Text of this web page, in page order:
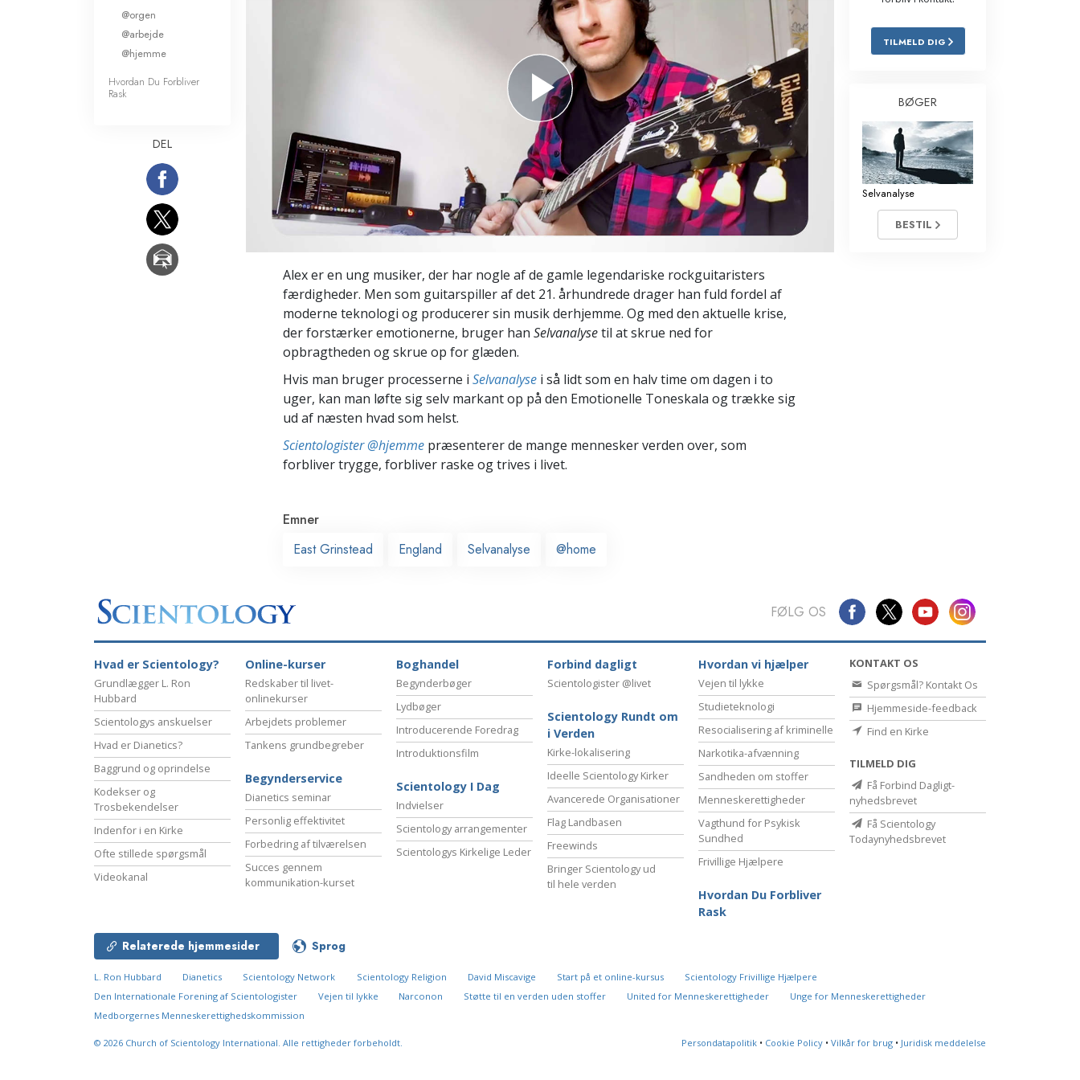
Scientology Kirkens Frivillige
Hjælpere
Løsninger til stoffer
Børn
Redskaber til arbejdspladsen
Etik og tilstandene
Årsagen til undertrykkelse
Undersøgelser
Organiseringens grundlag
Det grundlæggende om public
Alex er en ung musiker, der har nogle af de gamle legendariske rockguitaristers
færdigheder. Men som guitarspiller af det 21. århundrede drager han fuld fordel af
moderne teknologi og producerer sin musik derhjemme. Og med den aktuelle krise,
der forstærker emotionerne, bruger han Selvanalysetil at skrue ned for
opbragtheden og skrue op for glæden.
Hvis man bruger processerne i Selvanalyse i så lidt som en halv time om dagen i to
uger, kan man løfte sig selv markant op på den Emotionelle Toneskala og trække sig
ud af næsten hvad som helst.
Scientologister @hjemme præsenterer de mange mennesker verden over, som
forbliver trygge, forbliver raske og trives i livet.
Emner
East Grinstead
England Selvanalyse @home
@orgen
@arbejde
@hjemme
Hvordan Du Forbliver
Rask
DEL
TILMELD DIG
BØGER
Selvanalyse
BESTIL
FØLG OS
Hvad er Scientology?
Grundlægger L. Ron
Hubbard
Scientologys anskuelser
Hvad er Dianetics?
Baggrund og oprindelse
Kodekser og
Trosbekendelser
Indenfor i en Kirke
Ofte stillede spørgsmål
Videokanal
Online-kurser
Redskaber til livet-
onlinekurser
Arbejdets problemer
Tankens grundbegreber
Begynderservice
Dianetics seminar
Personlig effektivitet
Forbedring af tilværelsen
Succes gennem
kommunikation-kurset
Boghandel
Begynderbøger
Lydbøger
Introducerende Foredrag
Introduktionsfilm
Scientology I Dag
Indvielser
Scientology arrangementer
Scientologys Kirkelige Leder
Forbind dagligt
Scientologister @livet
Scientology Rundt om
i Verden
Kirke-lokalisering
Ideelle Scientology Kirker
Avancerede Organisationer
Flag Landbasen
Freewinds
Bringer Scientology ud
til hele verden
Hvordan vi hjælper
Vejen til lykke
Studieteknologi
Resocialisering af kriminelle
Narkotika-afvænning
Sandheden om stoffer
Menneske­rettigheder
Vagthund for Psykisk
Sundhed
Frivillige Hjælpere
Hvordan Du Forbliver
Rask
KONTAKT OS
Spørgsmål? Kontakt Os
Hjemmeside-feedback
Find en Kirke
TILMELD DIG
Få Forbind Dagligt-
nyhedsbrevet
Få Scientology
Todaynyhedsbrevet
Relaterede hjemmesider Sprog
L. Ron Hubbard Dianetics Scientology Network Scientology Religion David Miscavige Start på et online-kursus
Scientology Frivillige Hjælpere
Den Internationale Forening af Scientologister
Vejen til lykke Narconon Støtte til en verden uden stoffer United for Menneskerettigheder
Unge for Menneskerettigheder
Medborgernes Menneskerettigheds­kommission
© 2026 Church of Scientology International. Alle rettigheder forbeholdt. Persondatapolitik • Cookie Policy • Vilkår for brug • Juridisk meddelelse